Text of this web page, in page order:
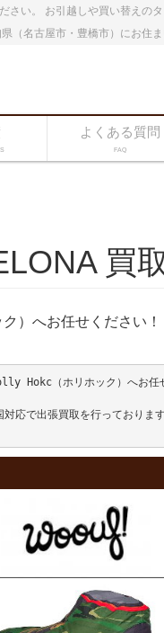
い。 お引越しや買い替えの
名古屋市・豊橋市）にお住
よくある質問
FAQ
買取
）へお任せください！
Hokc（ホリホック）へお任
応で出張買取を行っております